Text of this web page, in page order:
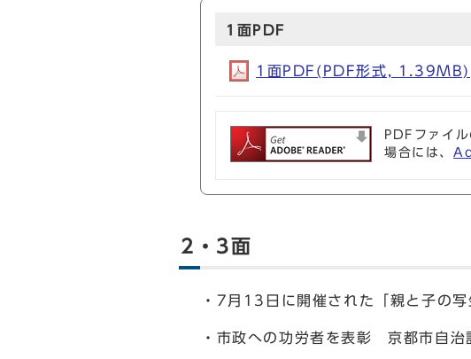
1面PDF
1面PDF(PDF形式, 1.39MB)
PDFファイ
場合には、
2・3面
・7月13日に開催された「親と子の
・市政への功労者を表彰 京都市自治